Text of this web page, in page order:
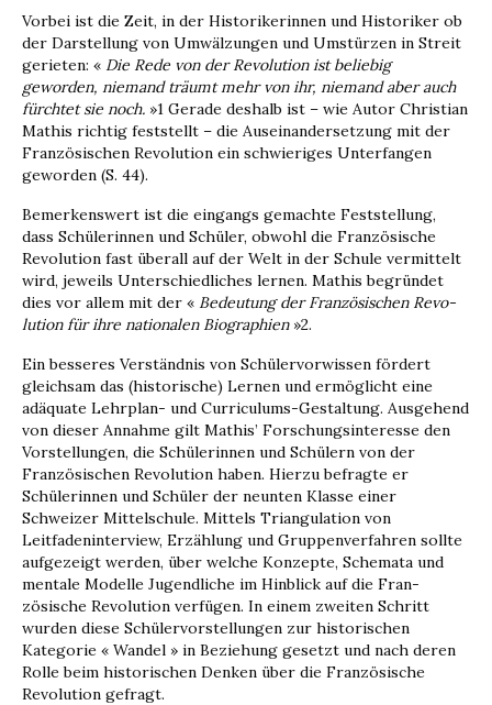
Vorbei ist die Zeit, in der Historikerinnen und Historiker ob
der Darstellung von Umwälzun­gen und Umstürzen in Streit
gerieten: « Die Rede von der Revolution ist beliebig
geworden, niemand träumt mehr von ihr, niemand aber auch
fürchtet sie noch. »1 Gerade deshalb ist – wie Autor Christian
Mathis richtig feststellt – die Auseinandersetzung mit der
Französischen Revolution ein schwieriges Unterfangen
geworden (S. 44).
Bemerkenswert ist die eingangs gemachte Feststellung,
dass Schülerinnen und Schüler, obwohl die Französische
Revolution fast überall auf der Welt in der Schule vermittelt
wird, jeweils Unter­schiedliches lernen. Mathis begründet
dies vor allem mit der « Bedeutung der Französischen Revo­
lution für ihre nationalen Biographien »2.
Ein besseres Verständnis von Schülervorwissen fördert
gleichsam das (historische) Lernen und ermöglicht eine
adäquate Lehrplan- und Curriculums-Gestaltung. Ausgehend
von dieser Annahme gilt Mathis’ Forschungsinteresse den
Vorstellungen, die Schülerinnen und Schülern von der
Französischen Revolution haben. Hierzu befragte er
Schülerinnen und Schüler der neun­ten Klasse einer
Schweizer Mittelschule. Mittels Triangulation von
Leitfadeninterview, Erzählung und Gruppenverfahren sollte
aufgezeigt werden, über welche Konzepte, Schemata und
mentale Modelle Jugendliche im Hinblick auf die Fran­
zösische Revolution verfügen. In einem zweiten Schritt
wurden diese Schülervorstellungen zur historischen
Kategorie « Wandel » in Beziehung gesetzt und nach deren
Rolle beim historischen Denken über die Französische
Revolution gefragt.